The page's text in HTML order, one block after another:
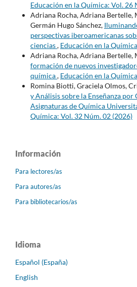
Educación en la Química: Vol. 26
Adriana Rocha, Adriana Bertelle,
Germán Hugo Sánchez,
perspectivas iberoamericanas
ciencias, Educación en la
Adriana Rocha, Adriana Bertelle,
formación de nuevos
química, Educación en la
Romina Biotti, Graciela Olmos,
y Análisis sobre la Enseñanza por
Asignaturas de Química
Química: Vol. 32 Núm. 02 (2026)
Información
Para lectores/as
Para autores/as
Para bibliotecarios/as
Idioma
Español (España)
English